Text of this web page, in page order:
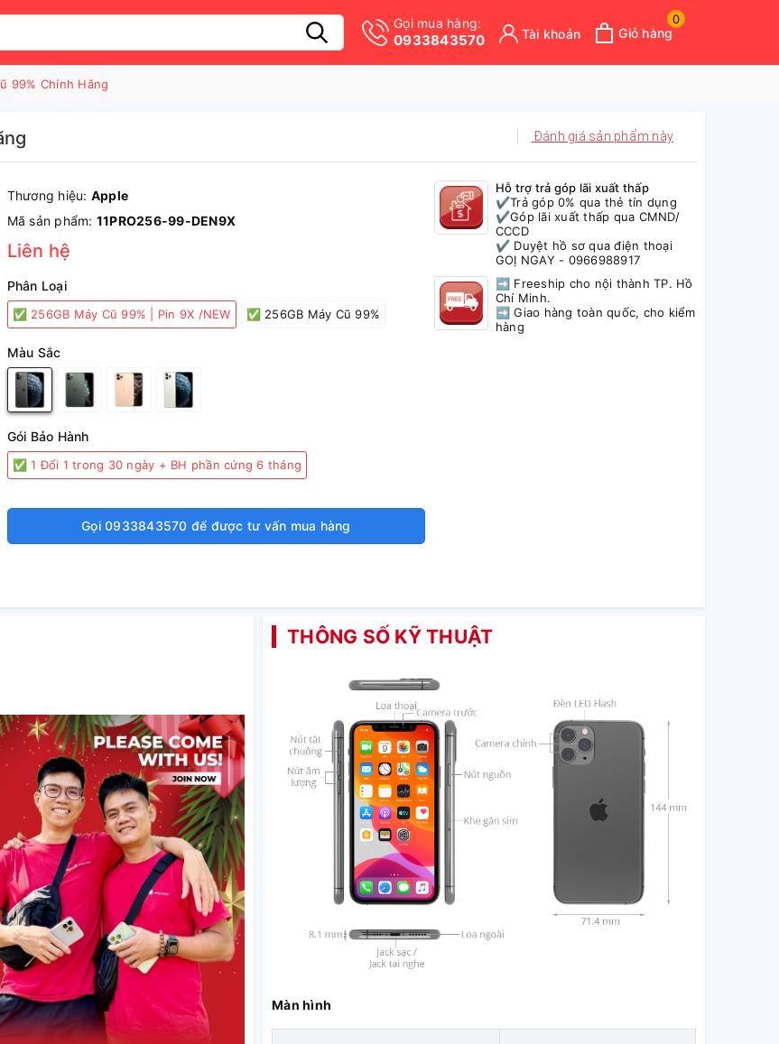
Gọi mua hàng:
0933843570 Tài khoản
0
Giỏ hàng
99% Chính Hãng
Đánh giá sản phẩm này
Thương hiệu: Apple
Mã sản phẩm: 11PRO256-99-DEN9X
Liên hệ
Phân Loại
✅ 256GB Máy Cũ 99% | Pin 9X /NEW ✅ 256GB Máy Cũ 99%
Màu Sắc
Gói Bảo Hành
✅ 1 Đổi 1 trong 30 ngày + BH phần cứng 6 tháng
Gọi 0933843570 để được tư vấn mua hàng
Hỗ trợ trả góp lãi xuất thấp
✔️Trả góp 0% qua thẻ tín dụng
✔️Góp lãi xuất thấp qua CMND/
CCCD
✔️ Duyệt hồ sơ qua điện thoại
GOỊ NGAY - 0966988917
➡ Freeship cho nội thành TP. Hồ
Chí Minh.
➡ Giao hàng toàn quốc, cho kiểm
hàng
THÔNG SỐ KỸ THUẬT
Màn hình